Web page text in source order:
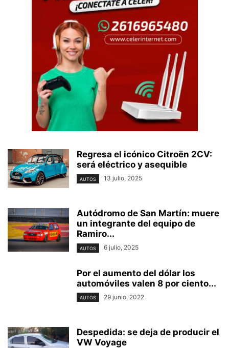
Regresa el icónico Citroën 2CV:
será eléctrico y asequible
AUTOS 13 julio, 2025
Autódromo de San Martín: muere
un integrante del equipo de
Ramiro...
AUTOS 6 julio, 2025
Por el aumento del dólar los
automóviles valen 8 por ciento...
AUTOS 29 junio, 2022
Despedida: se deja de producir el
VW Voyage